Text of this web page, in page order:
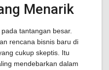
Menarik
tantangan besar.
rencana bisnis baru di
cukup skeptis. Itu
mendebarkan dalam